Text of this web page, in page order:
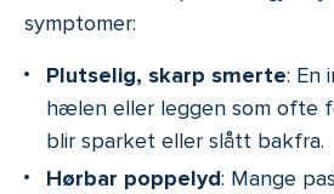
symptomer:
Plutselig, skarp smerte: En
hælen eller leggen som ofte
blir sparket eller slått bakfra.
Hørbar poppelyd: Mange